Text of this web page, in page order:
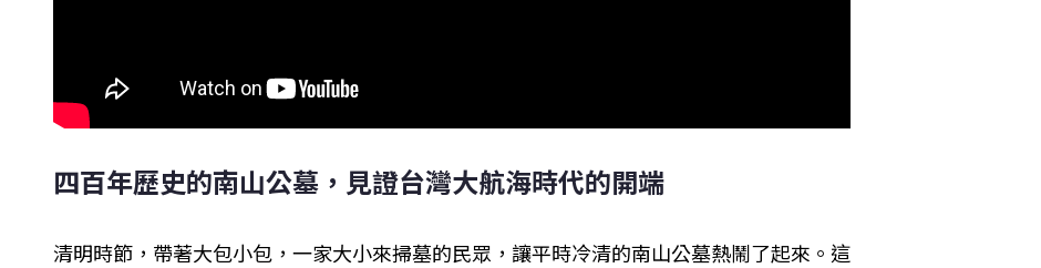
四百年歷史的南山公墓，見證台灣大航海時代的開端
清明時節，帶著大包小包，一家大小來掃墓的民眾，讓平時冷清的南山公墓熱鬧了起來。這